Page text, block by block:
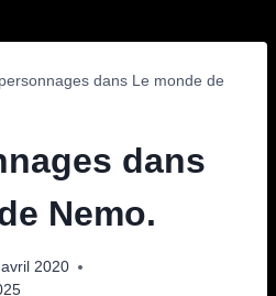
dans Le monde de
dans
Nemo.
2020